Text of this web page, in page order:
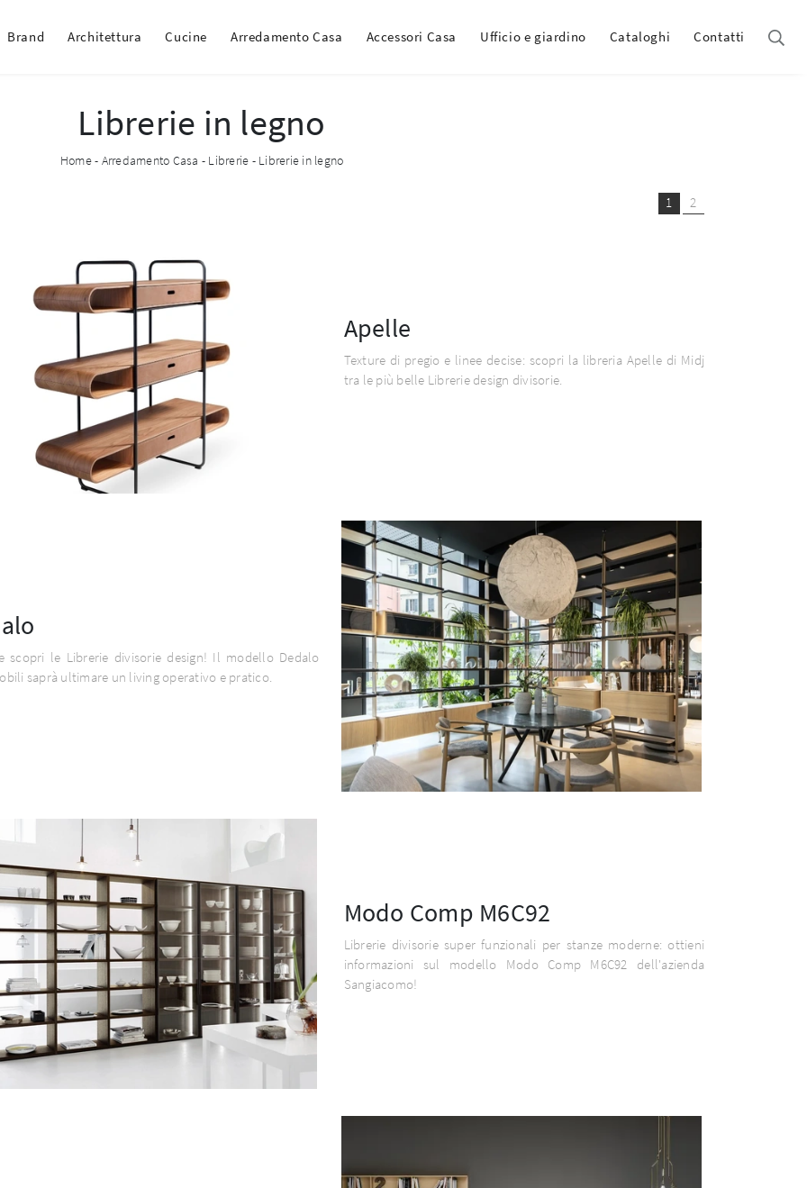
Brand Architettura Cucine Arredamento Casa Accessori Casa Ufficio e giardino Cataloghi Contatti
Librerie in legno
Home- Arredamento Casa - Librerie - Librerie in legno
1 2
Apelle
Texture di pregio e linee decise: scopri la libreria Apelle di Midj
tra le più belle Librerie design divisorie.
scopri le Librerie divisorie design! Il modello Dedalo
saprà ultimare un living operativo e pratico.
Modo Comp M6C92
Librerie divisorie super funzionali per stanze moderne: ottieni
informazioni sul modello Modo Comp M6C92 dell'azienda
Sangiacomo!